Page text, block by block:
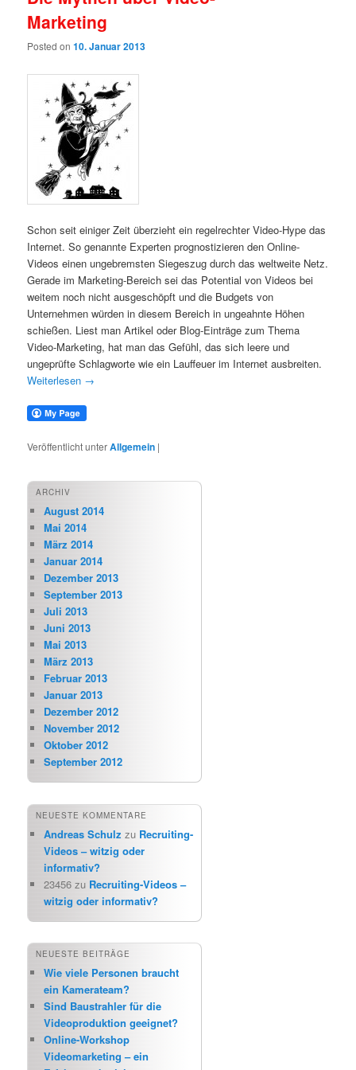
Marketing
Posted on10. Januar 2013
Schon seit einiger Zeit überzieht ein regelrechter Video-Hype das
Internet. So genannte Experten prognostizieren den Online-
Videos einen ungebremsten Siegeszug durch das weltweite Netz.
Gerade im Marketing-Bereich sei das Potential von Videos bei
weitem noch nicht ausgeschöpft und die Budgets von
Unternehmen würden in diesem Bereich in ungeahnte Höhen
schießen. Liest man Artikel oder Blog-Einträge zum Thema
Video-Marketing, hat man das Gefühl, das sich leere und
ungeprüfte Schlagworte wie ein Lauffeuer im Internet ausbreiten.
Weiterlesen →
Veröffentlicht unterAllgemein |
ARCHIV
August 2014
Mai 2014
März 2014
Januar 2014
Dezember 2013
September 2013
Juli 2013
Juni 2013
Mai 2013
März 2013
Februar 2013
Januar 2013
Dezember 2012
November 2012
Oktober 2012
September 2012
NEUESTE KOMMENTARE
Andreas Schulz zu Recruiting-
Videos – witzig oder
informativ?
23456 zu Recruiting-Videos –
witzig oder informativ?
NEUESTE BEITRÄGE
Wie viele Personen braucht
ein Kamerateam?
Sind Baustrahler für die
Videoproduktion geeignet?
Online-Workshop
Videomarketing – ein